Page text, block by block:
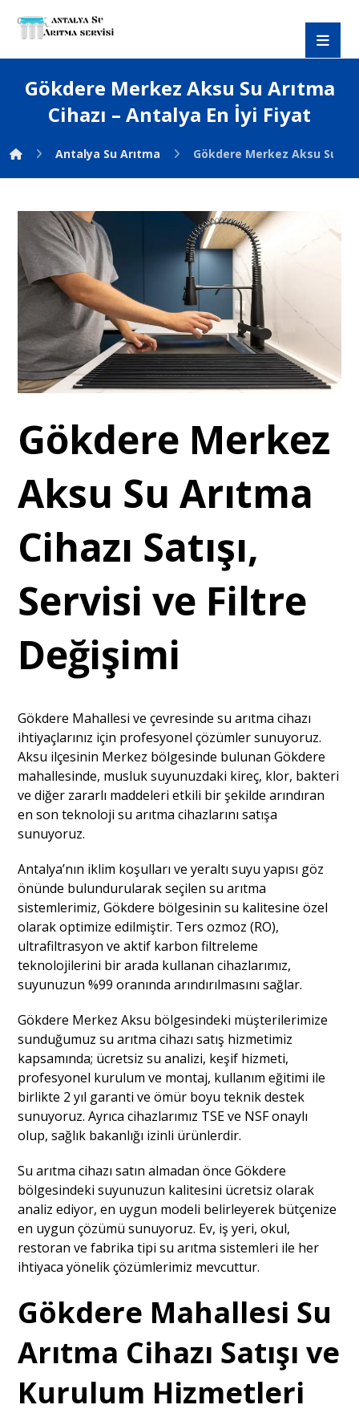
Gökdere Merkez Aksu Su Arıtma
Cihazı – Antalya En İyi Fiyat
Antalya Su Arıtma Gökdere Merkez Aksu Su
Gökdere Merkez
Aksu Su Arıtma
Cihazı Satışı,
Servisi ve Filtre
Değişimi
Gökdere Mahallesi ve çevresinde su arıtma cihazı
ihtiyaçlarınız için profesyonel çözümler sunuyoruz.
Aksu ilçesinin Merkez bölgesinde bulunan Gökdere
mahallesinde, musluk suyunuzdaki kireç, klor, bakteri
ve diğer zararlı maddeleri etkili bir şekilde arındıran
en son teknoloji su arıtma cihazlarını satışa
sunuyoruz.
Antalya’nın iklim koşulları ve yeraltı suyu yapısı göz
önünde bulundurularak seçilen su arıtma
sistemlerimiz, Gökdere bölgesinin su kalitesine özel
olarak optimize edilmiştir. Ters ozmoz (RO),
ultrafiltrasyon ve aktif karbon filtreleme
teknolojilerini bir arada kullanan cihazlarımız,
suyunuzun %99 oranında arındırılmasını sağlar.
Gökdere Merkez Aksu bölgesindeki müşterilerimize
sunduğumuz su arıtma cihazı satış hizmetimiz
kapsamında; ücretsiz su analizi, keşif hizmeti,
profesyonel kurulum ve montaj, kullanım eğitimi ile
birlikte 2 yıl garanti ve ömür boyu teknik destek
sunuyoruz. Ayrıca cihazlarımız TSE ve NSF onaylı
olup, sağlık bakanlığı izinli ürünlerdir.
Su arıtma cihazı satın almadan önce Gökdere
bölgesindeki suyunuzun kalitesini ücretsiz olarak
analiz ediyor, en uygun modeli belirleyerek bütçenize
en uygun çözümü sunuyoruz. Ev, iş yeri, okul,
restoran ve fabrika tipi su arıtma sistemleri ile her
ihtiyaca yönelik çözümlerimiz mevcuttur.
Gökdere Mahallesi Su
Arıtma Cihazı Satışı ve
Kurulum Hizmetleri